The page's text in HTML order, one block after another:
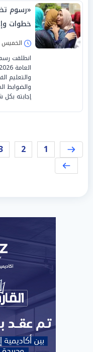
خطوات
الخميس 30/يوليو/2026 - 04:14 م
انطلقت
والتعليم
والضوابط
إجابته بكل
1
2